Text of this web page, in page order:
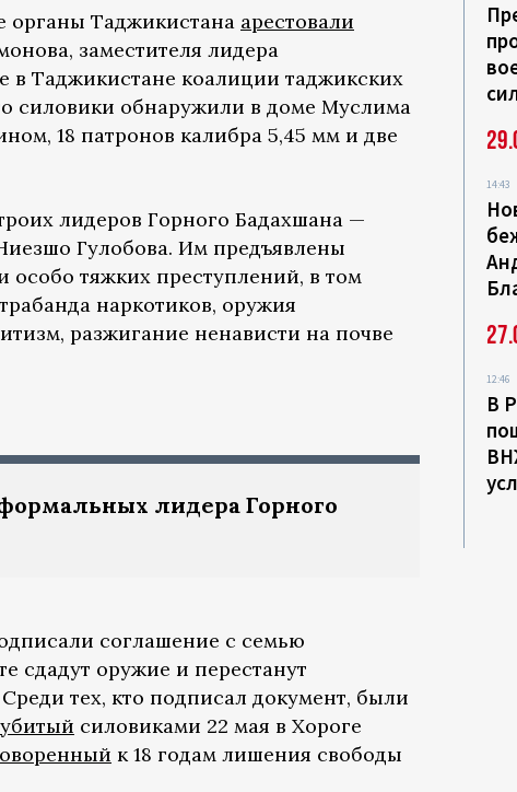
органы Таджикистана арестовали
заместителя лидера
Таджикистане коалиции таджикских
силовики обнаружили в доме Муслима
18 патронов калибра 5,45 мм и две
лидеров Горного Бадахшана —
Гулобова. Им предъявлены
особо тяжких преступлений, в том
наркотиков, оружия
разжигание ненависти на почве
лидера Горного
соглашение с семью
сдадут оружие и перестанут
тех, кто подписал документ, были
убитый силовиками 22 мая в Хороге
к 18 годам лишения свободы
14:43
12:46
В